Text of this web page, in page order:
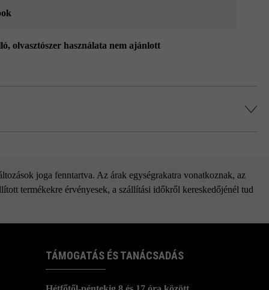
olvasztószer használata nem ajánlott
joga fenntartva. Az árak egységrakatra vonatkoznak, az
termékekre érvényesek, a szállítási időkről kereskedőjénél tud
TÁMOGATÁS ÉS TANÁCSADÁS